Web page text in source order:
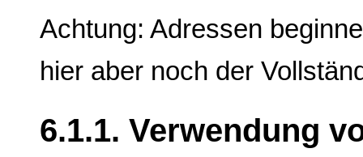
Achtung: Adressen
hier aber noch der
6.1.1. Verwendung